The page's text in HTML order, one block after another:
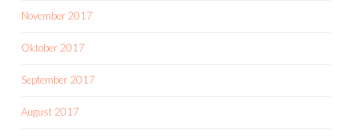
November 2017
Oktober 2017
September 2017
August 2017